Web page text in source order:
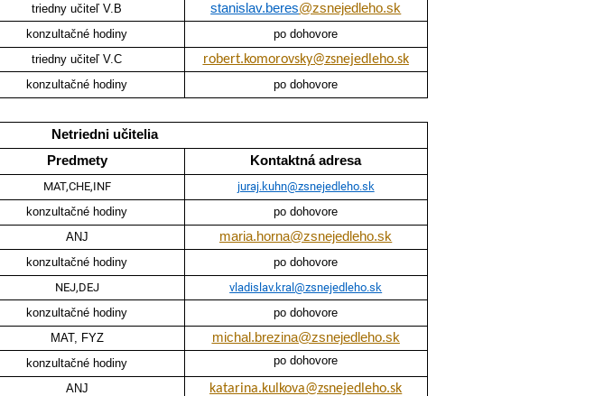
triedny učiteľ V.B stanislav.beres@zsnejedleho.sk
konzultačné hodiny po dohovore
triedny učiteľ V.C robert.komorovsky@zsnejedleho.sk
konzultačné hodiny po dohovore
Netriedni učitelia
Predmety Kontaktná adresa
MAT,CHE,INF
juraj.kuhn@zsnejedleho.sk
konzultačné hodiny
po dohovore
ANJ maria.horna@zsnejedleho.sk
konzultačné hodiny po dohovore
NEJ,DEJ
vladislav.kral@zsnejedleho.sk
konzultačné hodiny
po dohovore
MAT, FYZ michal.brezina@zsnejedleho.sk
konzultačné hodiny po dohovore
ANJ katarina.kulkova@zsnejedleho.sk